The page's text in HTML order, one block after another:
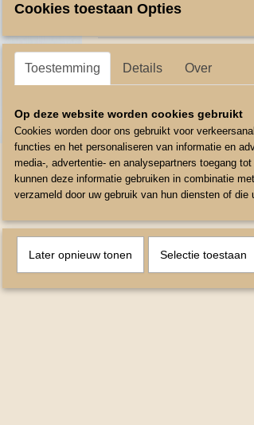
Ring omvang 4,5 cm
Cookies toestaan Opties
Toestemming Details Over
Op deze website worden cookies gebruikt
Cookies worden door ons gebruikt voor
functies en het personaliseren van informatie en
media-, advertentie- en analysepartners toegang
kunnen deze informatie gebruiken in combinatie
verzameld door uw gebruik van hun diensten of die
Later opnieuw tonen Selectie toestaan